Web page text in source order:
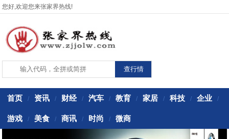
您好,欢迎您来张家界热线!
首页 / 资讯 / 财经 / 汽车 / 教育 / 家居 / 科技 / 企业 /
游戏 / 美食 / 商讯 / 时尚 / 微商